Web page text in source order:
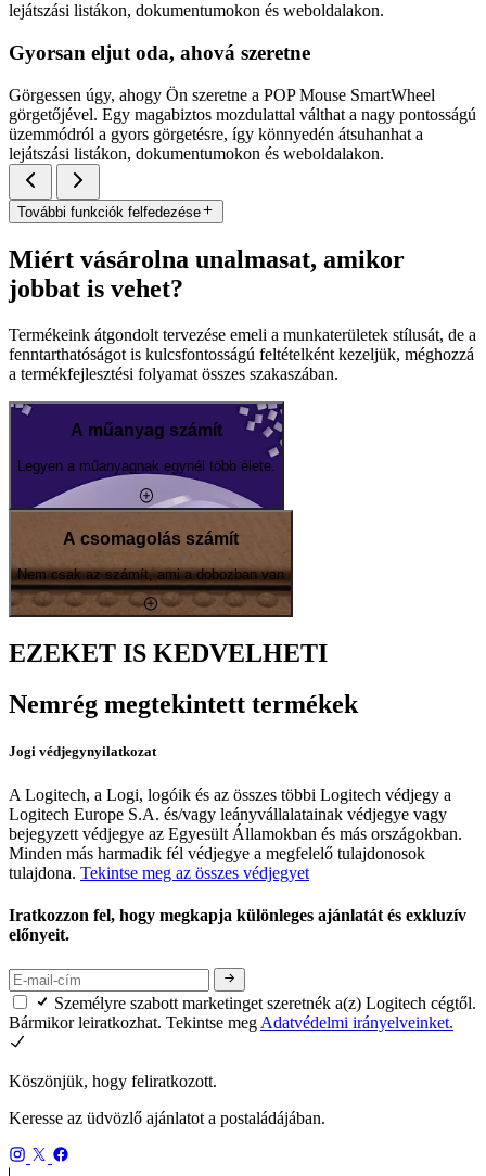
lejátszási listákon, dokumentumokon és weboldalakon.
Gyorsan eljut oda, ahová szeretne
Görgessen úgy, ahogy Ön szeretne a POP Mouse SmartWheel
görgetőjével. Egy magabiztos mozdulattal válthat a nagy pontosságú
üzemmódról a gyors görgetésre, így könnyedén átsuhanhat a
lejátszási listákon, dokumentumokon és weboldalakon.
További funkciók felfedezése
Miért vásárolna unalmasat, amikor
jobbat is vehet?
Termékeink átgondolt tervezése emeli a munkaterületek stílusát, de a
fenntarthatóságot is kulcsfontosságú feltételként kezeljük, méghozzá
a termékfejlesztési folyamat összes szakaszában.
A műanyag számít
Legyen a műanyagnak egynél több élete.
A csomagolás számít
Nem csak az számít, ami a dobozban van
EZEKET IS KEDVELHETI
Nemrég megtekintett termékek
Jogi védjegynyilatkozat
A Logitech, a Logi, logóik és az összes többi Logitech védjegy a
Logitech Europe S.A. és/vagy leányvállalatainak védjegye vagy
bejegyzett védjegye az Egyesült Államokban és más országokban.
Minden más harmadik fél védjegye a megfelelő tulajdonosok
tulajdona. Tekintse meg az összes védjegyet
Iratkozzon fel, hogy megkapja különleges ajánlatát és exkluzív
előnyeit.
Személyre szabott marketinget szeretnék a(z) Logitech cégtől.
Bármikor leiratkozhat. Tekintse megAdatvédelmi irányelveinket.
Köszönjük, hogy feliratkozott.
Keresse az üdvözlő ajánlatot a postaládájában.